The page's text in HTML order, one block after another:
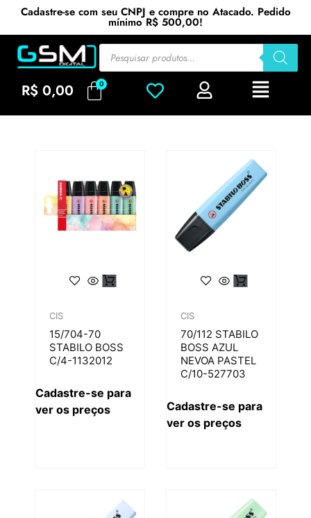
Cadastre-se com seu CNPJ e compre no Atacado. Pedido
mínimo R$ 500,00!
R$ 0,00
CIS
15/704-70
STABILO BOSS
C/4-1132012
Cadastre-se para
ver os preços
CIS
70/112 STABILO
BOSS AZUL
NEVOA PASTEL
C/10-527703
Cadastre-se para
ver os preços